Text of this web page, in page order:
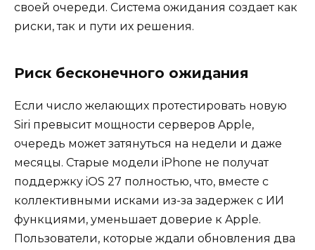
своей очереди. Система ожидания создает как
риски, так и пути их решения.
Риск бесконечного ожидания
Если число желающих протестировать новую
Siri превысит мощности серверов Apple,
очередь может затянуться на недели и даже
месяцы. Старые модели iPhone не получат
поддержку iOS 27 полностью, что, вместе с
коллективными исками из-за задержек с ИИ
функциями, уменьшает доверие к Apple.
Пользователи, которые ждали обновления два